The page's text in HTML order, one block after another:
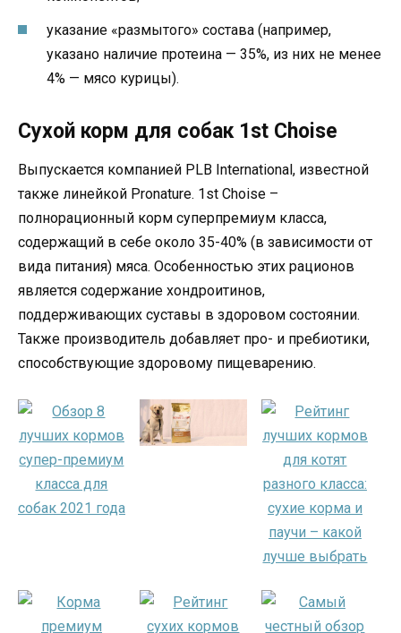
указание «размытого» состава (например,
указано наличие протеина — 35%, из них не менее
4% — мясо курицы).
Сухой корм для собак 1st Choise
Выпускается компанией PLB International, известной
также линейкой Pronature. 1st Choise –
полнорационный корм суперпремиум класса,
содержащий в себе около 35-40% (в зависимости от
вида питания) мяса. Особенностью этих рационов
является содержание хондроитинов,
поддерживающих суставы в здоровом состоянии.
Также производитель добавляет про- и пребиотики,
способствующие здоровому пищеварению.